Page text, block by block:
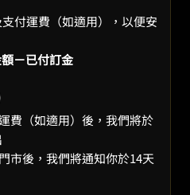
付運費（如適用），以便安
－已付訂金
費（如適用）後，我們將於
市後，我們將通知你於14天